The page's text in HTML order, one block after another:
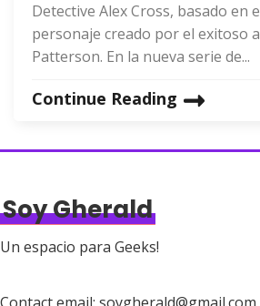
Detective Alex Cross, basado en
personaje creado por el exitoso
Patterson. En la nueva serie de...
Continue Reading
Soy Gherald
Un espacio para Geeks!